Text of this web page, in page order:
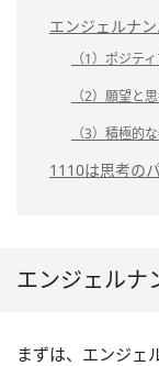
エンジェルナ
（1）ポジテ
（2）願望と
（3）積極的
1110は思考の
エンジェルナ
まずは、エンジェ